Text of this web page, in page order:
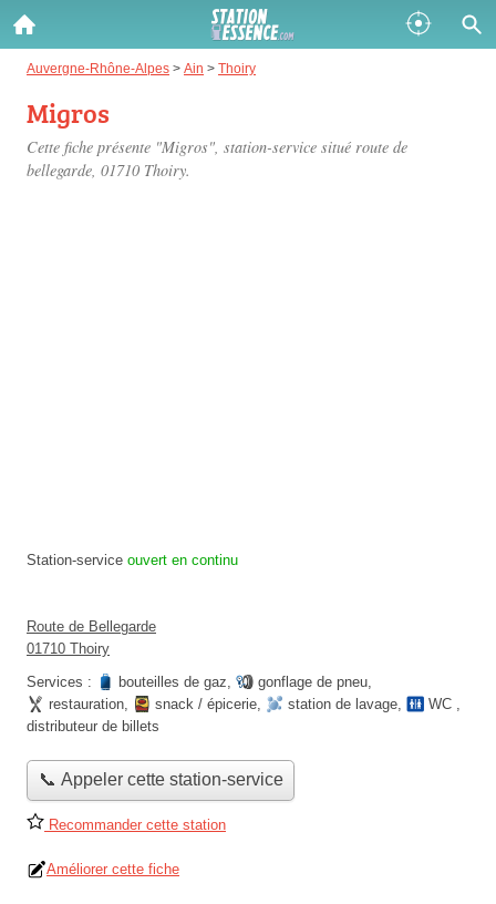
Auvergne-Rhône-Alpes > Ain > Thoiry
Migros
Cette fiche présente "Migros", station-service situé route de
bellegarde, 01710 Thoiry.
Station-service ouvert en continu
Route de Bellegarde
01710 Thoiry
Services :
bouteilles de gaz, gonflage de pneu,
restauration, snack / épicerie, station de lavage, WC ,
distributeur de billets
📞 Appeler cette station-service
Recommander cette station
Améliorer cette fiche
Gazole :
SP 98 :